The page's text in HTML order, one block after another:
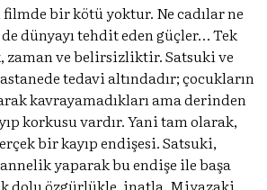
bir kötü yoktur. Ne cadılar ne
dünyayı tehdit eden güçler… Tek
zaman ve belirsizliktir. Satsuki ve
tedavi altındadır; çocukların
kavrayamadıkları ama derinden
korkusu vardır. Yani tam olarak,
bir kayıp endişesi. Satsuki,
yaparak bu endişe ile başa
dolu özgürlükle, inatla. Miyazaki,